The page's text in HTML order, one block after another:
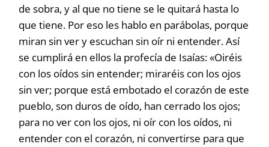
de sobra, y al que no tiene se le quitará hasta lo
que tiene. Por eso les hablo en parábolas, porque
miran sin ver y escuchan sin oír ni entender. Así
se cumplirá en ellos la profecía de Isaías: «Oiréis
con los oídos sin entender; miraréis con los ojos
sin ver; porque está embotado el corazón de este
pueblo, son duros de oído, han cerrado los ojos;
para no ver con los ojos, ni oír con los oídos, ni
entender con el corazón, ni convertirse para que